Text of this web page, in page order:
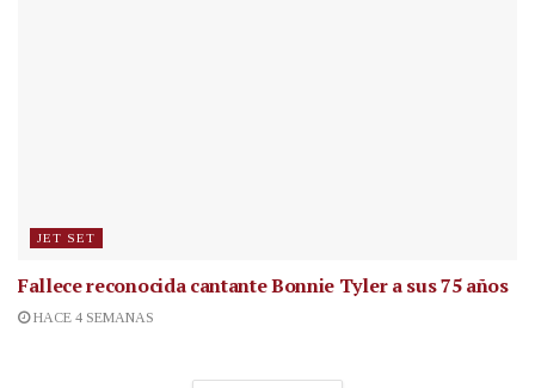
JET SET
Fallece reconocida cantanteBonnie Tyler a sus 75 años
HACE 4 SEMANAS